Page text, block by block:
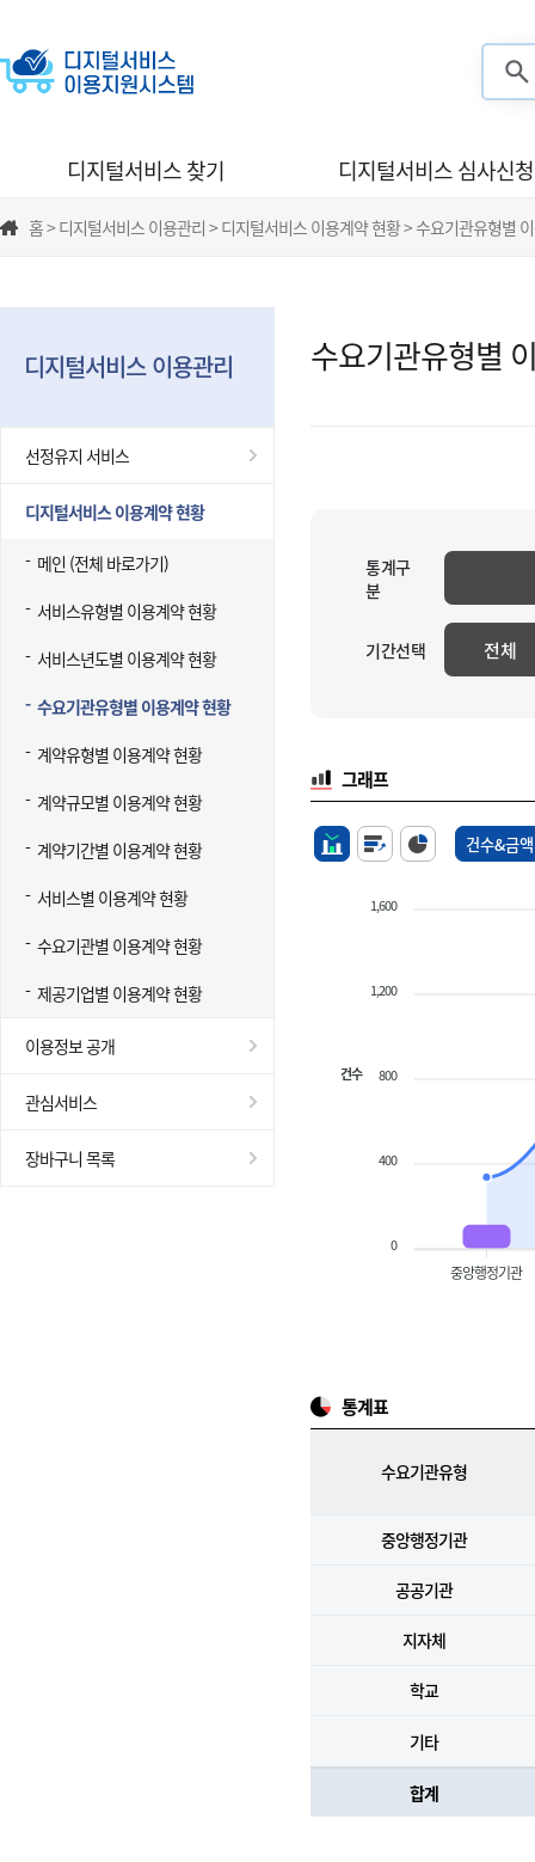
디지털서비스 찾기 디지털서비스 심사신청
홈 > 디지털서비스 이용관리 > 디지털서비스 이용계약 현황 > 수요기관유형별
디지털서비스 이용관리
선정유지 서비스
디지털서비스 이용계약 현황
메인 (전체 바로가기)
서비스유형별 이용계약 현황
서비스년도별 이용계약 현황
수요기관유형별 이용계약 현황
계약유형별 이용계약 현황
계약규모별 이용계약 현황
계약기간별 이용계약 현황
서비스별 이용계약 현황
수요기관별 이용계약 현황
제공기업별 이용계약 현황
이용정보 공개
관심서비스
장바구니 목록
수요기관유형별
통계구
분
기간선택 전체
그래프
건수&금액
1,600
1,200
800
400
0
건수
중앙행정기관
통계표
수요기관유형
중앙행정기관
공공기관
지자체
학교
기타
합계